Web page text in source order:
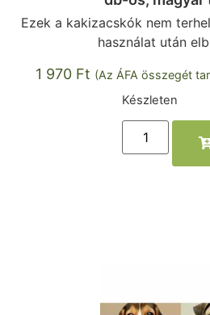
Ezek a kakizacskók nem
használat után
1 970 Ft (Az ÁFA összegét
Készleten